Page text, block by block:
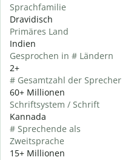
Sprachfamilie
Dravidisch
Primäres Land
Indien
Gesprochen in # Ländern
2+
# Gesamtzahl der Sprecher
60+ Millionen
Schriftsystem / Schrift
Kannada
# Sprechende als
Zweitsprache
15+ Millionen